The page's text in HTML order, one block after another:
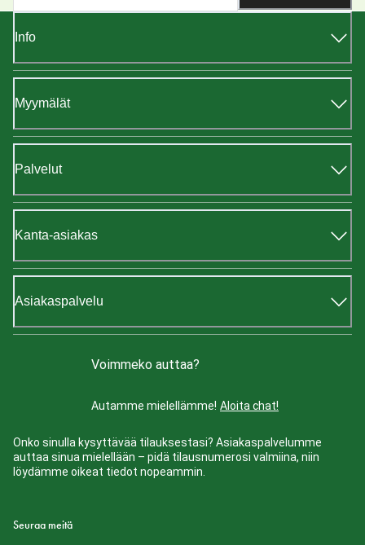
Info
Myymälät
Palvelut
Kanta-asiakas
Asiakaspalvelu
Voimmeko auttaa?
Autamme mielellämme! Aloita chat!
Onko sinulla kysyttävää tilauksestasi? Asiakaspalvelumme
auttaa sinua mielellään – pidä tilausnumerosi valmiina, niin
löydämme oikeat tiedot nopeammin.
Seuraa meitä